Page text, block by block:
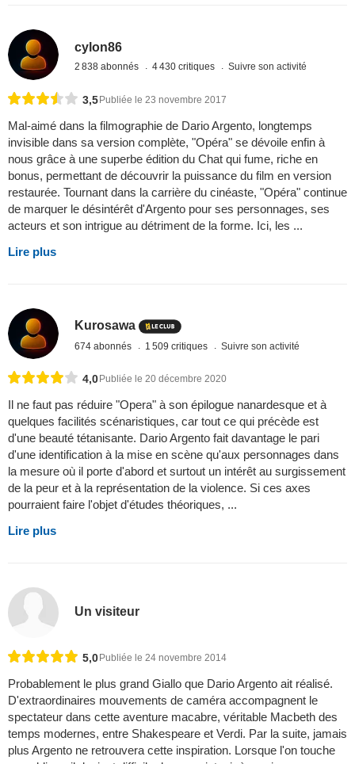
cylon86
2 838 abonnés 4 430 critiques Suivre son activité
3,5Publiée le 23 novembre 2017
Mal-aimé dans la filmographie de Dario Argento, longtemps
invisible dans sa version complète, "Opéra" se dévoile enfin à
nous grâce à une superbe édition du Chat qui fume, riche en
bonus, permettant de découvrir la puissance du film en version
restaurée. Tournant dans la carrière du cinéaste, "Opéra" continue
de marquer le désintérêt d'Argento pour ses personnages, ses
acteurs et son intrigue au détriment de la forme. Ici, les ...
Lire plus
Kurosawa
674 abonnés 1 509 critiques Suivre son activité
4,0 Publiée le 20 décembre 2020
Il ne faut pas réduire "Opera" à son épilogue nanardesque et à
quelques facilités scénaristiques, car tout ce qui précède est
d'une beauté tétanisante. Dario Argento fait davantage le pari
d'une identification à la mise en scène qu'aux personnages dans
la mesure où il porte d'abord et surtout un intérêt au surgissement
de la peur et à la représentation de la violence. Si ces axes
pourraient faire l'objet d'études théoriques, ...
Lire plus
Un visiteur
5,0 Publiée le 24 novembre 2014
Probablement le plus grand Giallo que Dario Argento ait réalisé.
D'extraordinaires mouvements de caméra accompagnent le
spectateur dans cette aventure macabre, véritable Macbeth des
temps modernes, entre Shakespeare et Verdi. Par la suite, jamais
plus Argento ne retrouvera cette inspiration. Lorsque l'on touche